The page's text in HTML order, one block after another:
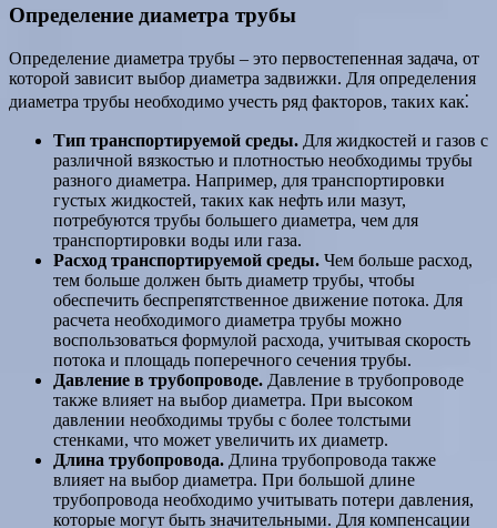
Определение диаметра трубы
Определение диаметра трубы – это первостепенная задача, от
которой зависит выбор диаметра задвижки. Для определения
диаметра трубы необходимо учесть ряд факторов, таких как⁚
Тип транспортируемой среды. Для жидкостей и газов с
различной вязкостью и плотностью необходимы трубы
разного диаметра. Например, для транспортировки
густых жидкостей, таких как нефть или мазут,
потребуются трубы большего диаметра, чем для
транспортировки воды или газа.
Расход транспортируемой среды. Чем больше расход,
тем больше должен быть диаметр трубы, чтобы
обеспечить беспрепятственное движение потока. Для
расчета необходимого диаметра трубы можно
воспользоваться формулой расхода, учитывая скорость
потока и площадь поперечного сечения трубы.
Давление в трубопроводе. Давление в трубопроводе
также влияет на выбор диаметра. При высоком
давлении необходимы трубы с более толстыми
стенками, что может увеличить их диаметр.
Длина трубопровода. Длина трубопровода также
влияет на выбор диаметра. При большой длине
трубопровода необходимо учитывать потери давления,
которые могут быть значительными. Для компенсации